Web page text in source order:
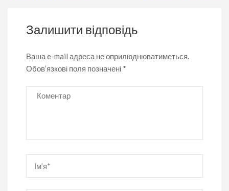
Залишити відповідь
Ваша e-mail адреса не оприлюднюватиметься.
Обов’язкові поля позначені *
Коментар